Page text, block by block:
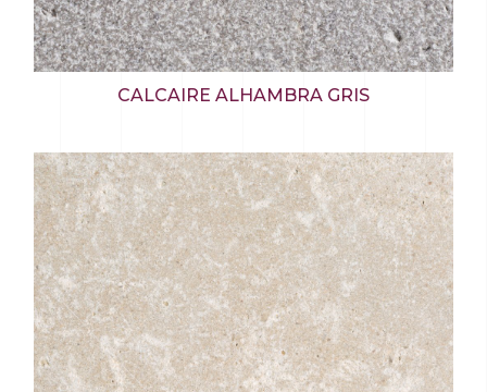
CALCAIRE ALHAMBRA GRIS